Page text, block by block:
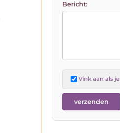
Bericht:
Vink aan als je